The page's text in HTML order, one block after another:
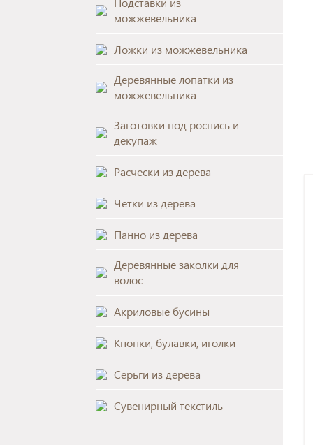
можжевельника
Ложки из можжевельника
Деревянные лопатки из
можжевельника
Заготовки под роспись и
декупаж
Расчески из дерева
Четки из дерева
Панно из дерева
Деревянные заколки для
волос
Акриловые бусины
Кнопки, булавки, иголки
Серьги из дерева
Сувенирный текстиль